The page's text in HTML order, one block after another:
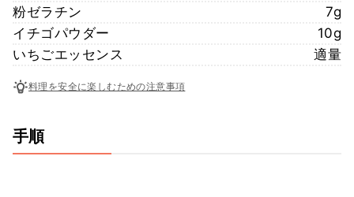
粉ゼラチン
7g
イチゴパウダー
10g
いちごエッセンス
適量
料理を安全に楽しむための注意事項
手順